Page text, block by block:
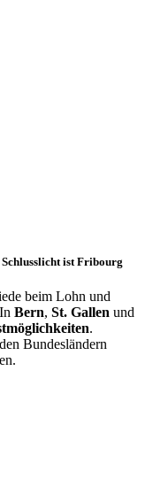
ist Fribourg
beim Lohn und
Bern, St. Gallen und
.
Bundesländern